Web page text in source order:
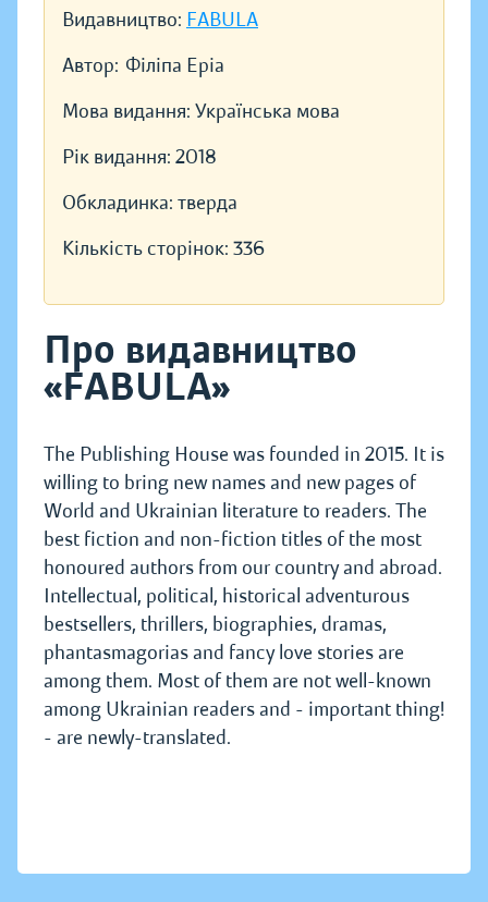
Видавництво: FABULA
Автор: Філіпа Еріа
Мова видання: Українська мова
Рік видання: 2018
Обкладинка: тверда
Кількість сторінок: 336
Про видавництво
«FABULA»
The Publishing House was founded in 2015. It is
willing to bring new names and new pages of
World and Ukrainian literature to readers. The
best fiction and non-fiction titles of the most
honoured authors from our country and abroad.
Intellectual, political, historical adventurous
bestsellers, thrillers, biographies, dramas,
phantasmagorias and fancy love stories are
among them. Most of them are not well-known
among Ukrainian readers and - important thing!
- are newly-translated.